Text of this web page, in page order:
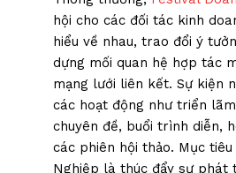
hội cho các đối tác kinh
hiểu về nhau, trao đổi ý
dựng mối quan hệ hợp tác
mạng lưới liên kết. Sự kiện
các hoạt động như triển
chuyên đề, buổi trình diễn,
các phiên hội thảo. Mục
Nghiệp là thúc đẩy sự phát